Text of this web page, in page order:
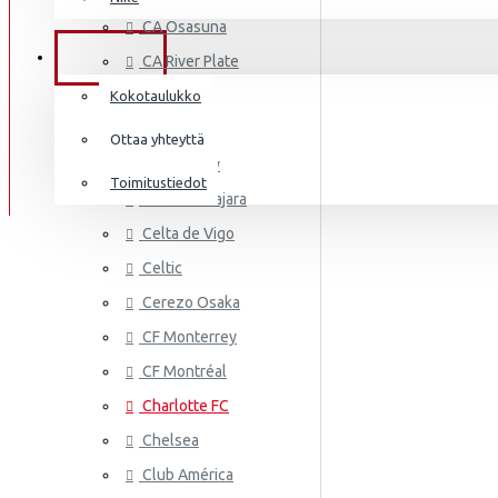
Italia
Mali
Meksiko
Marokko
Uusi-Seelanti
Nigeria
Frenkie de Jong
Mbappé
Donnarumma
A.Becker
Haaland
TIEDOT
Kokotaulukko
Ottaa yhteyttä
Toimitustiedot
CA Osasuna
CA River Plate
Cádiz CF
Cagliari
Cardiff City
CD Guadalajara
Celta de Vigo
Celtic
Cerezo Osaka
CF Monterrey
CF Montréal
Charlotte FC
Chelsea
Club América